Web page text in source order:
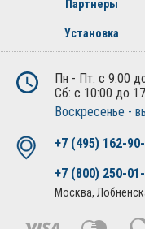
Партнеры
Установка
Пн - Пт: с 9:00
Сб: с 10:00 до
Воскресенье -
+7 (495) 162-
+7 (800) 250-
Москва,